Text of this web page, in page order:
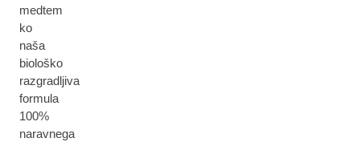
medtem
ko
naša
biološko
razgradljiva
formula
100%
naravnega